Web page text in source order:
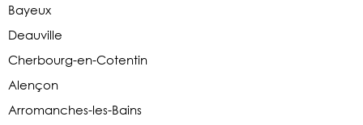
Bayeux
Deauville
Cherbourg-en-Cotentin
Alençon
Arromanches-les-Bains